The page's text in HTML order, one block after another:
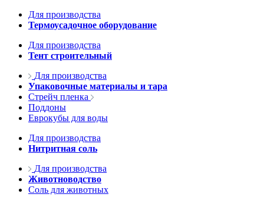
Для производства
Термоусадочное оборудование
Для производства
Тент строительный
Для производства
Упаковочные материалы и тара
Стрейч пленка
Поддоны
Еврокубы для воды
Для производства
Нитритная соль
Для производства
Животноводство
Соль для животных